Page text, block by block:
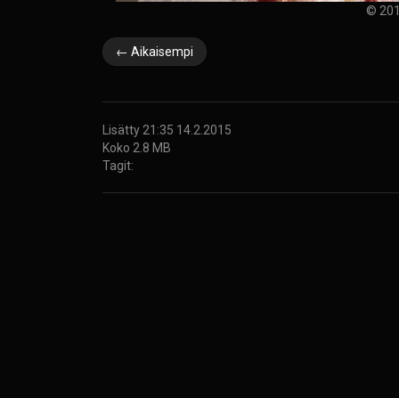
©
← Aikaisempi
Lisätty 21:35 14.2.2015
Koko 2.8 MB
Tagit: